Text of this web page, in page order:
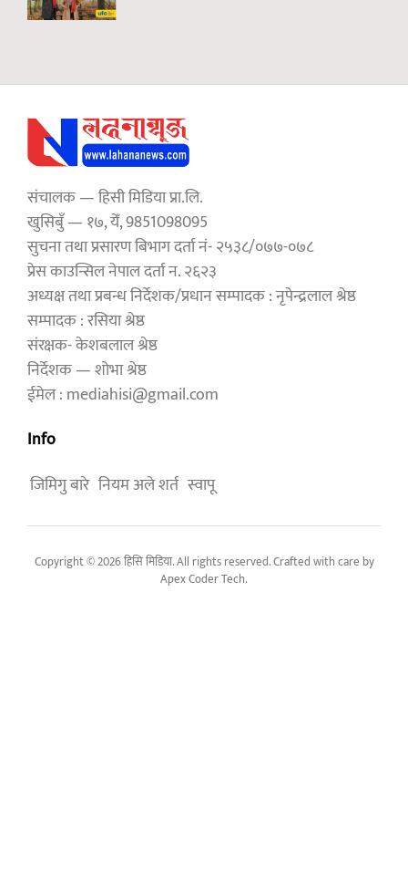
संचालक — हिसी मिडिया प्रा.लि.
खुसिबुँ — १७, येँ, 9851098095
सुचना तथा प्रसारण बिभाग दर्ता नं- २५३८/०७७-०७८
प्रेस काउन्सिल नेपाल दर्ता न. २६२३
अध्यक्ष तथा प्रबन्ध निर्देशक/प्रधान सम्पादक : नृपेन्द्रलाल श्रेष्ठ
सम्पादक : रसिया श्रेष्ठ
संरक्षक- केशबलाल श्रेष्ठ
निर्देशक — शोभा श्रेष्ठ
ईमेल : mediahisi@gmail.com
Info
जिमिगु बारे नियम अले शर्त स्वापू
Copyright © 2026 हिसि मिडिया. All rights reserved. Crafted with care by
Apex Coder Tech.